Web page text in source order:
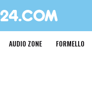
AUDIO ZONE FORMELLO